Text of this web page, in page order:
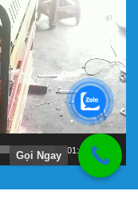
01:11
Gọi Ngay